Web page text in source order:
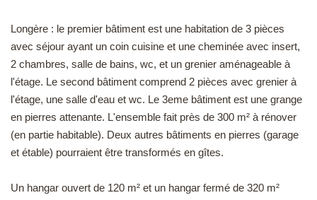
Longère : le premier bâtiment est une habitation de 3 pièces
avec séjour ayant un coin cuisine et une cheminée avec insert,
2 chambres, salle de bains, wc, et un grenier aménageable à
l'étage. Le second bâtiment comprend 2 pièces avec grenier à
l'étage, une salle d'eau et wc. Le 3eme bâtiment est une grange
en pierres attenante. L'ensemble fait près de 300 m² à rénover
(en partie habitable). Deux autres bâtiments en pierres (garage
et étable) pourraient être transformés en gîtes.
Un hangar ouvert de 120 m² et un hangar fermé de 320 m²